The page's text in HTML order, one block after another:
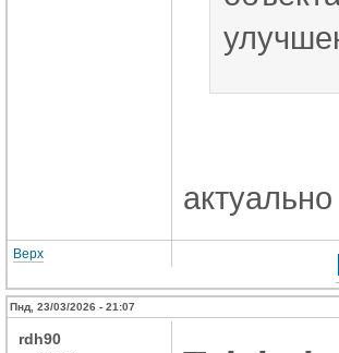
актуально
Верх
Пнд, 23/03/2026 - 21:07
rdh90